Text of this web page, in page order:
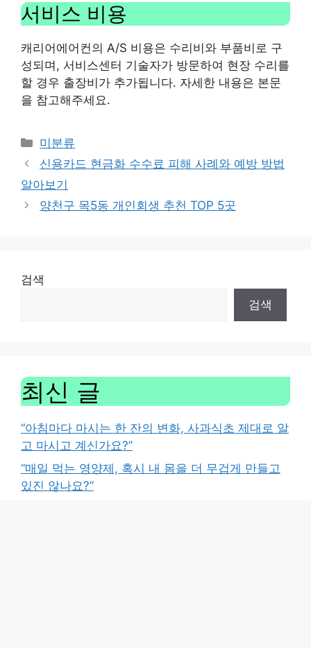
서비스 비용
캐리어에어컨의 A/S 비용은 수리비와 부품비로 구
성되며, 서비스센터 기술자가 방문하여 현장 수리를
할 경우 출장비가 추가됩니다. 자세한 내용은 본문
을 참고해주세요.
Categories
미분류
신용카드 현금화 수수료 피해 사례와 예방 방법
알아보기
양천구 목5동 개인회생 추천 TOP 5곳
검색
검색
최신 글
“아침마다 마시는 한 잔의 변화, 사과식초 제대로 알
고 마시고 계신가요?”
“매일 먹는 영양제, 혹시 내 몸을 더 무겁게 만들고
있진 않나요?”